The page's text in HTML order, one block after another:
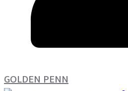
GOLDEN PENN